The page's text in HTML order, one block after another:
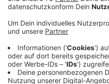
Anzeige
Corona macht auch die